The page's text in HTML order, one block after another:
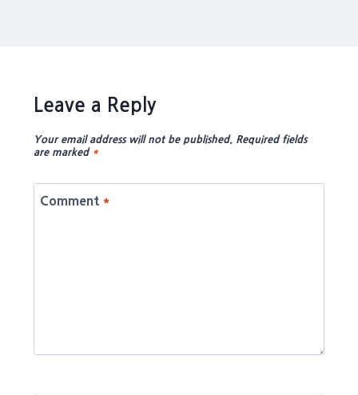
Leave a Reply
Your email address will not be published. Required fields
are marked *
Comment *